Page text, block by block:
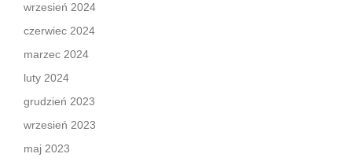
wrzesień 2024
czerwiec 2024
marzec 2024
luty 2024
grudzień 2023
wrzesień 2023
maj 2023